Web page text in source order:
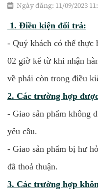
Ngày đăng: 11/09/2023
1. Điều kiện đổi trả:
- Quý khách có thể thực
02 giờ kể từ khi nhận
về phải còn trong điều
2. Các trường hợp
- Giao sản phẩm không
yêu cầu.
- Giao sản phẩm bị hư
đã thoả thuận.
3. Các trường hợp